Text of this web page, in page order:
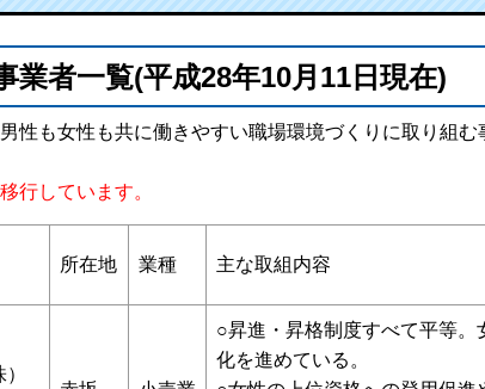
業者一覧(平成28年10月11日現在)
性も女性も共に働きやすい職場環境づくりに取り組
行しています。
所在地 業種 主な取組内容
○昇進・昇格制度すべて平等
化を進めている。